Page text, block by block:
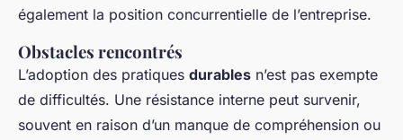
également la position concurrentielle de l’entreprise.
Obstacles rencontrés
L’adoption des pratiques durables n’est pas exempte
de difficultés. Une résistance interne peut survenir,
souvent en raison d’un manque de compréhension ou